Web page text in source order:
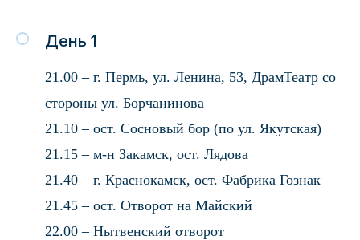
День 1
21.00 – г. Пермь, ул. Ленина, 53, ДрамТеатр со
стороны ул. Борчанинова
21.10 – ост. Сосновый бор (по ул. Якутская)
21.15 – м-н Закамск, ост. Лядова
21.40 – г. Краснокамск, ост. Фабрика Гознак
21.45 – ост. Отворот на Майский
22.00 – Нытвенский отворот